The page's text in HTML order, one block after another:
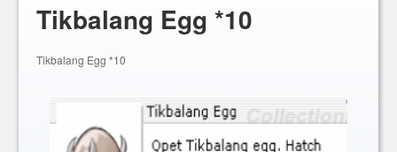
Tikbalang Egg *10
Tikbalang Egg *10